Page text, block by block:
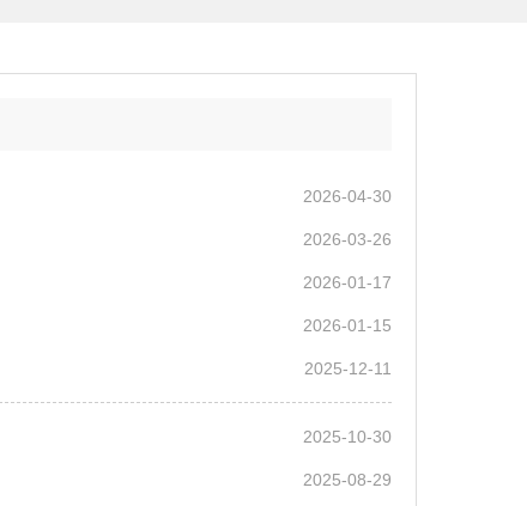
2026-04-30
2026-03-26
2026-01-17
2026-01-15
2025-12-11
2025-10-30
2025-08-29